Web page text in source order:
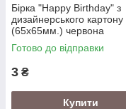
Бірка "Happy Birthday" з
дизайнерського картону
(65х65мм.) червона
Готово до відправки
3 ₴
Купити